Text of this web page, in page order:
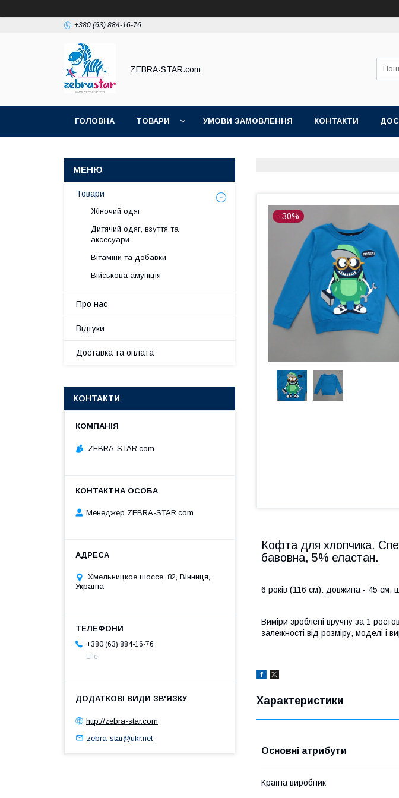
+380 (63) 884-16-76
ZEBRA-STAR.com
ГОЛОВНА ТОВАРИ УМОВИ ЗАМОВЛЕННЯ КОНТАКТИ
–30%
Кофта для хлопчика.
бавовна, 5% еластан.
6 років (116 см): довжина - 45 см,
Виміри зроблені вручну за 1
залежності від розміру, моделі і
Характеристики
Основні атрибути
Країна виробник
Товари
Жіночий одяг
Дитячий одяг, взуття та
аксесуари
Вітаміни та добавки
Військова амуніція
Про нас
Відгуки
Доставка та оплата
КОНТАКТИ
ZEBRA-STAR.com
Менеджер ZEBRA-STAR.com
Хмельницкое шоссе, 82, Вінниця,
Україна
+380 (63) 884-16-76
Life
http://zebra-star.com
zebra-star@ukr.net